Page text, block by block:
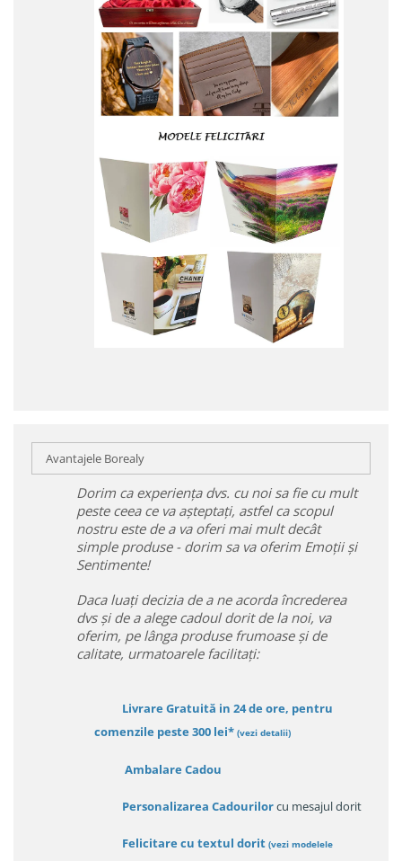
Avantajele Borealy
Dorim ca experiența dvs. cu noi sa fie cu mult
peste ceea ce va așteptați, astfel ca scopul
nostru este de a va oferi mai mult decât
simple produse - dorim sa va oferim Emoții și
Sentimente!
Daca luați decizia de a ne acorda încrederea
dvs și de a alege cadoul dorit de la noi, va
oferim, pe lânga produse frumoase și de
calitate, urmatoarele facilitați:
Livrare Gratuită in 24 de ore, pentru
comenzile peste 300 lei* (vezi detalii)
Ambalare Cadou
Personalizarea Cadourilorcu mesajul dorit
Felicitare cu textul dorit (vezi modelele